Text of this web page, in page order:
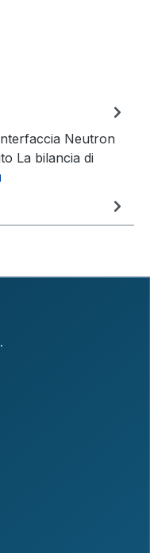
Neutron
La bilancia di